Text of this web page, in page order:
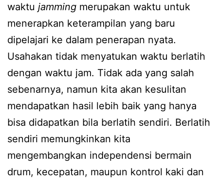
waktu jamming merupakan waktu untuk
menerapkan keterampilan yang baru
dipelajari ke dalam penerapan nyata.
Usahakan tidak menyatukan waktu berlatih
dengan waktu jam. Tidak ada yang salah
sebenarnya, namun kita akan kesulitan
mendapatkan hasil lebih baik yang hanya
bisa didapatkan bila berlatih sendiri. Berlatih
sendiri memungkinkan kita
mengembangkan independensi bermain
drum, kecepatan, maupun kontrol kaki dan